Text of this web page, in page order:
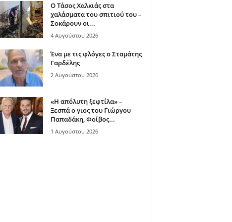
Ο Τάσος Χαλκιάς στα
χαλάσματα του σπιτιού του –
Σοκάρουν οι...
4 Αυγούστου 2026
Ένα με τις φλόγες ο Σταμάτης
Γαρδέλης
2 Αυγούστου 2026
«Η απόλυτη ξεφτίλα» –
Ξεσπά ο γιος του Γιώργου
Παπαδάκη, Φοίβος...
1 Αυγούστου 2026